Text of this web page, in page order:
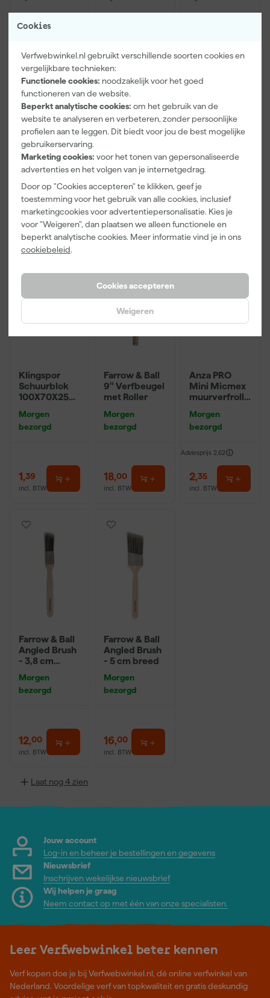
Cookies
Verfwebwinkel.nl gebruikt verschillende soorten cookies en
vergelijkbare technieken:
Functionele cookies: noodzakelijk voor het goed
functioneren van de website.
Beperkt analytische cookies: om het gebruik van de
website te analyseren en verbeteren, zonder persoonlijke
profielen aan te leggen. Dit biedt voor jou de best mogelijke
gebruikerservaring.
Marketing cookies: voor het tonen van gepersonaliseerde
advertenties en het volgen van je internetgedrag.
Door op "Cookies accepteren" te klikken, geef je
toestemming voor het gebruik van alle cookies, inclusief
marketingcookies voor advertentiepersonalisatie. Kies je
voor "Weigeren", dan plaatsen we alleen functionele en
beperkt analytische cookies. Meer informatie vind je in ons
cookiebeleid.
Cookies accepteren
Weigeren
Paintura
Lucamax
Washi tape -
50mx24mm
Morgen
bezorgd
Adviesprijs 6,00
3,99
incl. BTW
Farrow & Ball
F&B
Kleurenwaaie
bezorgd
22,00
incl. BTW
Go!Paint Roll
And Go
Verfbak -
0,5L + 5
Inzetbakken
bezorgd
3,99
incl. BTW
Klingspor
Schuurblok
100X70X25m
P220
Morgen
bezorgd
1,39
incl. BTW
Farrow & Ball
9" Verfbeugel
met Roller
Morgen
bezorgd
18,00
incl. BTW
Anza PRO
Mini Micmex
muurverfrolle
Morgen
bezorgd
Adviesprijs 2,62
2,35
incl. BTW
Farrow & Ball
Angled Brush
- 3,8 cm
Morgen
bezorgd
12,00
incl. BTW
Farrow & Ball
Angled Brush
- 5 cm breed
Morgen
bezorgd
16,00
incl. BTW
Laat nog 4 zien
Jouw account
Log-in en beheer je bestellingen en gegevens
Nieuwsbrief
Inschrijven wekelijkse nieuwsbrief
Wij helpen je graag
Neem contact op met één van onze specialisten.
Leer Verfwebwinkel beter kennen
Verf kopen doe je bij Verfwebwinkel.nl, dé online verfwinkel van
Nederland. Voordelige verf van topkwaliteit en gratis deskundig